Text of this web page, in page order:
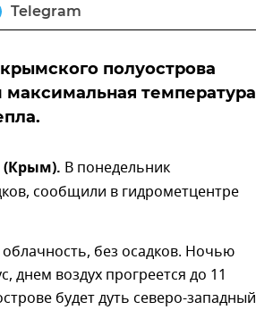
Telegram
полуострова
температура
(Крым). В понедельник
сообщили в гидрометцентре
без осадков. Ночью
днем воздух прогреется до 11
будет дуть северо-западный